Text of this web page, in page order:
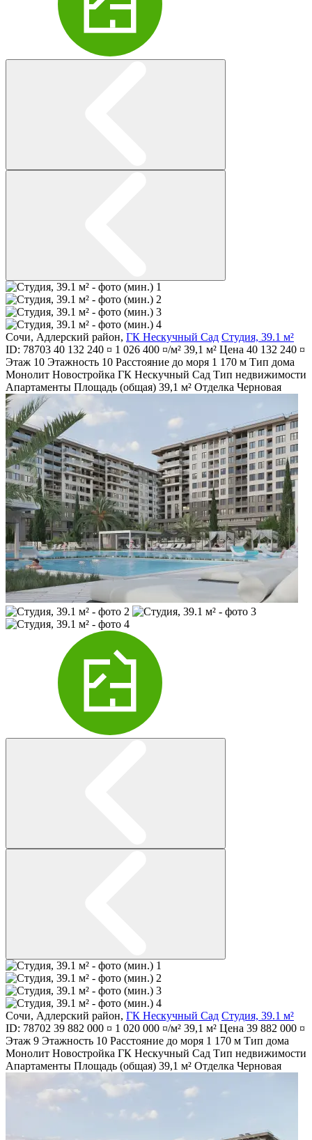
Сочи, Адлерский район, ГК Нескучный Сад Студия, 39.1 м²
ID: 78703 40 132 240 ¤ 1 026 400 ¤/м² 39,1 м² Цена 40 132 240 ¤
Этаж 10 Этажность 10 Расстояние до моря 1 170 м Тип дома
Монолит Новостройка ГК Нескучный Сад Тип недвижимости
Апартаменты Площадь (общая) 39,1 м² Отделка Черновая
Сочи, Адлерский район, ГК Нескучный Сад Студия, 39.1 м²
ID: 78702 39 882 000 ¤ 1 020 000 ¤/м² 39,1 м² Цена 39 882 000 ¤
Этаж 9 Этажность 10 Расстояние до моря 1 170 м Тип дома
Монолит Новостройка ГК Нескучный Сад Тип недвижимости
Апартаменты Площадь (общая) 39,1 м² Отделка Черновая